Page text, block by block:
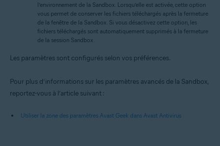
l’environnement de la Sandbox. Lorsqu’elle est activée, cette option
vous permet de conserver les fichiers téléchargés après la fermeture
de la fenêtre de la Sandbox. Si vous désactivez cette option, les
fichiers téléchargés sont automatiquement supprimés à la fermeture
de la session Sandbox.
Les paramètres sont configurés selon vos préférences.
Pour plus d’informations sur les paramètres avancés de la Sandbox,
reportez-vous à l’article suivant :
Utiliser la zone des paramètres Avast Geek dans Avast Antivirus